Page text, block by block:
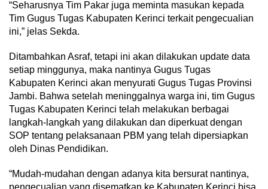
“Seharusnya Tim Pakar juga meminta masukan kepada
Tim Gugus Tugas Kabupaten Kerinci terkait pengecualian
ini,” jelas Sekda.
Ditambahkan Asraf, tetapi ini akan dilakukan update data
setiap minggunya, maka nantinya Gugus Tugas
Kabupaten Kerinci akan menyurati Gugus Tugas Provinsi
Jambi. Bahwa setelah meninggalnya warga ini, tim Gugus
Tugas Kabupaten Kerinci telah melakukan berbagai
langkah-langkah yang dilakukan dan diperkuat dengan
SOP tentang pelaksanaan PBM yang telah dipersiapkan
oleh Dinas Pendidikan.
“Mudah-mudahan dengan adanya kita bersurat nantinya,
pengecualian yang disematkan ke Kabupaten Kerinci bisa